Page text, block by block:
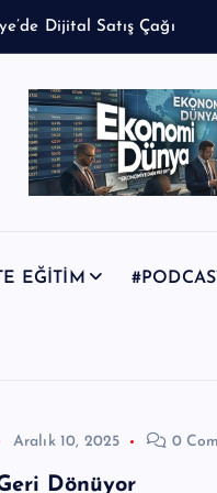
EĞİTİM
Aralık 10, 2025 0
Dönüyor